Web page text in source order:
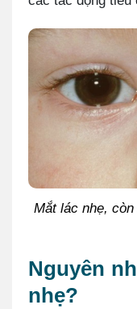
Mắt lác nhẹ,
Nguyên
nhẹ?